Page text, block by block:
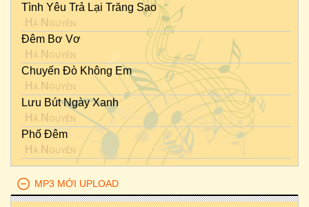
Tình Yêu Trả Lại Trăng Sao
Hà Nguyên
Đêm Bơ Vơ
Hà Nguyên
Chuyến Đò Không Em
Hà Nguyên
Lưu Bút Ngày Xanh
Hà Nguyên
Phố Đêm
Hà Nguyên
MP3 MỚI UPLOAD